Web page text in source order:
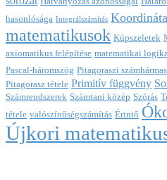
hasonlósága Integrálszámítás
matematikusok Kúpszeletek
axiomatikus felépítése matematikai logika
Pascal-háromszög Pitagoraszi
Pitagorasz tétele Primitív függvény
Számrendszerek Számtani közép Szórás
tétele valószínűségszámítás Érintő
Újkori